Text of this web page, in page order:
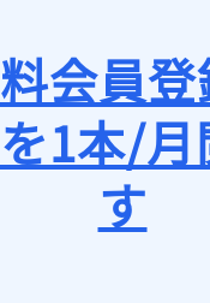
会員
1本/
す